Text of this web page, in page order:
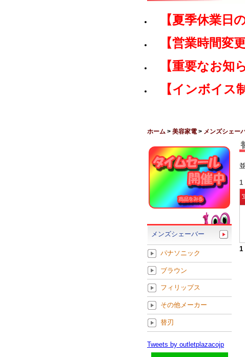
【夏季休業日
【営業時間変
【重要なお知
【インボイス
ホーム > 美容家電 > メンズシェー
1
1
メンズシェーバー
パナソニック
ブラウン
フィリップス
その他メーカー
替刃
Tweets by outletplazacojp